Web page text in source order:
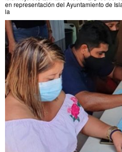
en representación del Ayuntamiento de
la